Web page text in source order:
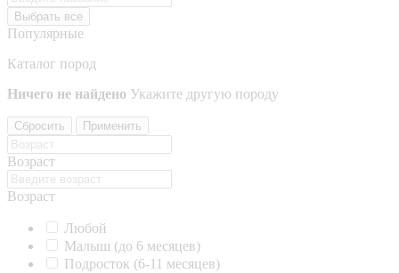
Выбрать все
Популярные
Каталог пород
Ничего не найдено Укажите другую породу
Сбросить Применить
Возраст
Возраст
Любой
Малыш (до 6 месяцев)
Подросток (6-11 месяцев)